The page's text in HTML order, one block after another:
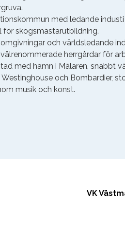
med ledande
skogsmästarutbildning.
och världsledande
herrgårdar för
med hamn i Mälaren, snabbt
och Bombardier,
musik och konst.
VK